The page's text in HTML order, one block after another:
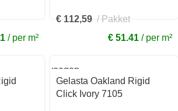
per m²
€ 112,59
Pakket
€ 51.41
per m²
Toevoegen
winkelwagen
Gelasta Oakland Rigid
Click Ivory 7105